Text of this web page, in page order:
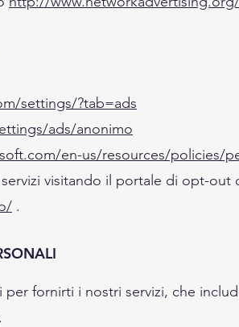
settings/?tab=ads
ads/anonimo
en-us/resources/policies/
visitando il portale di opt-out
.
fornirti i nostri servizi, che